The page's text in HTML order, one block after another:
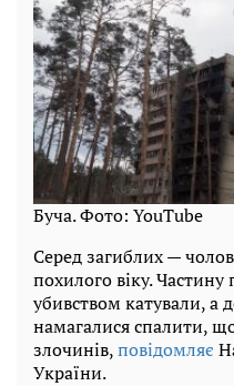
Буча. Фото: YouTube
Серед загиблих —
похилого віку. Частину
убивством катували, а
намагалися спалити,
злочинів,повідомляє
України.